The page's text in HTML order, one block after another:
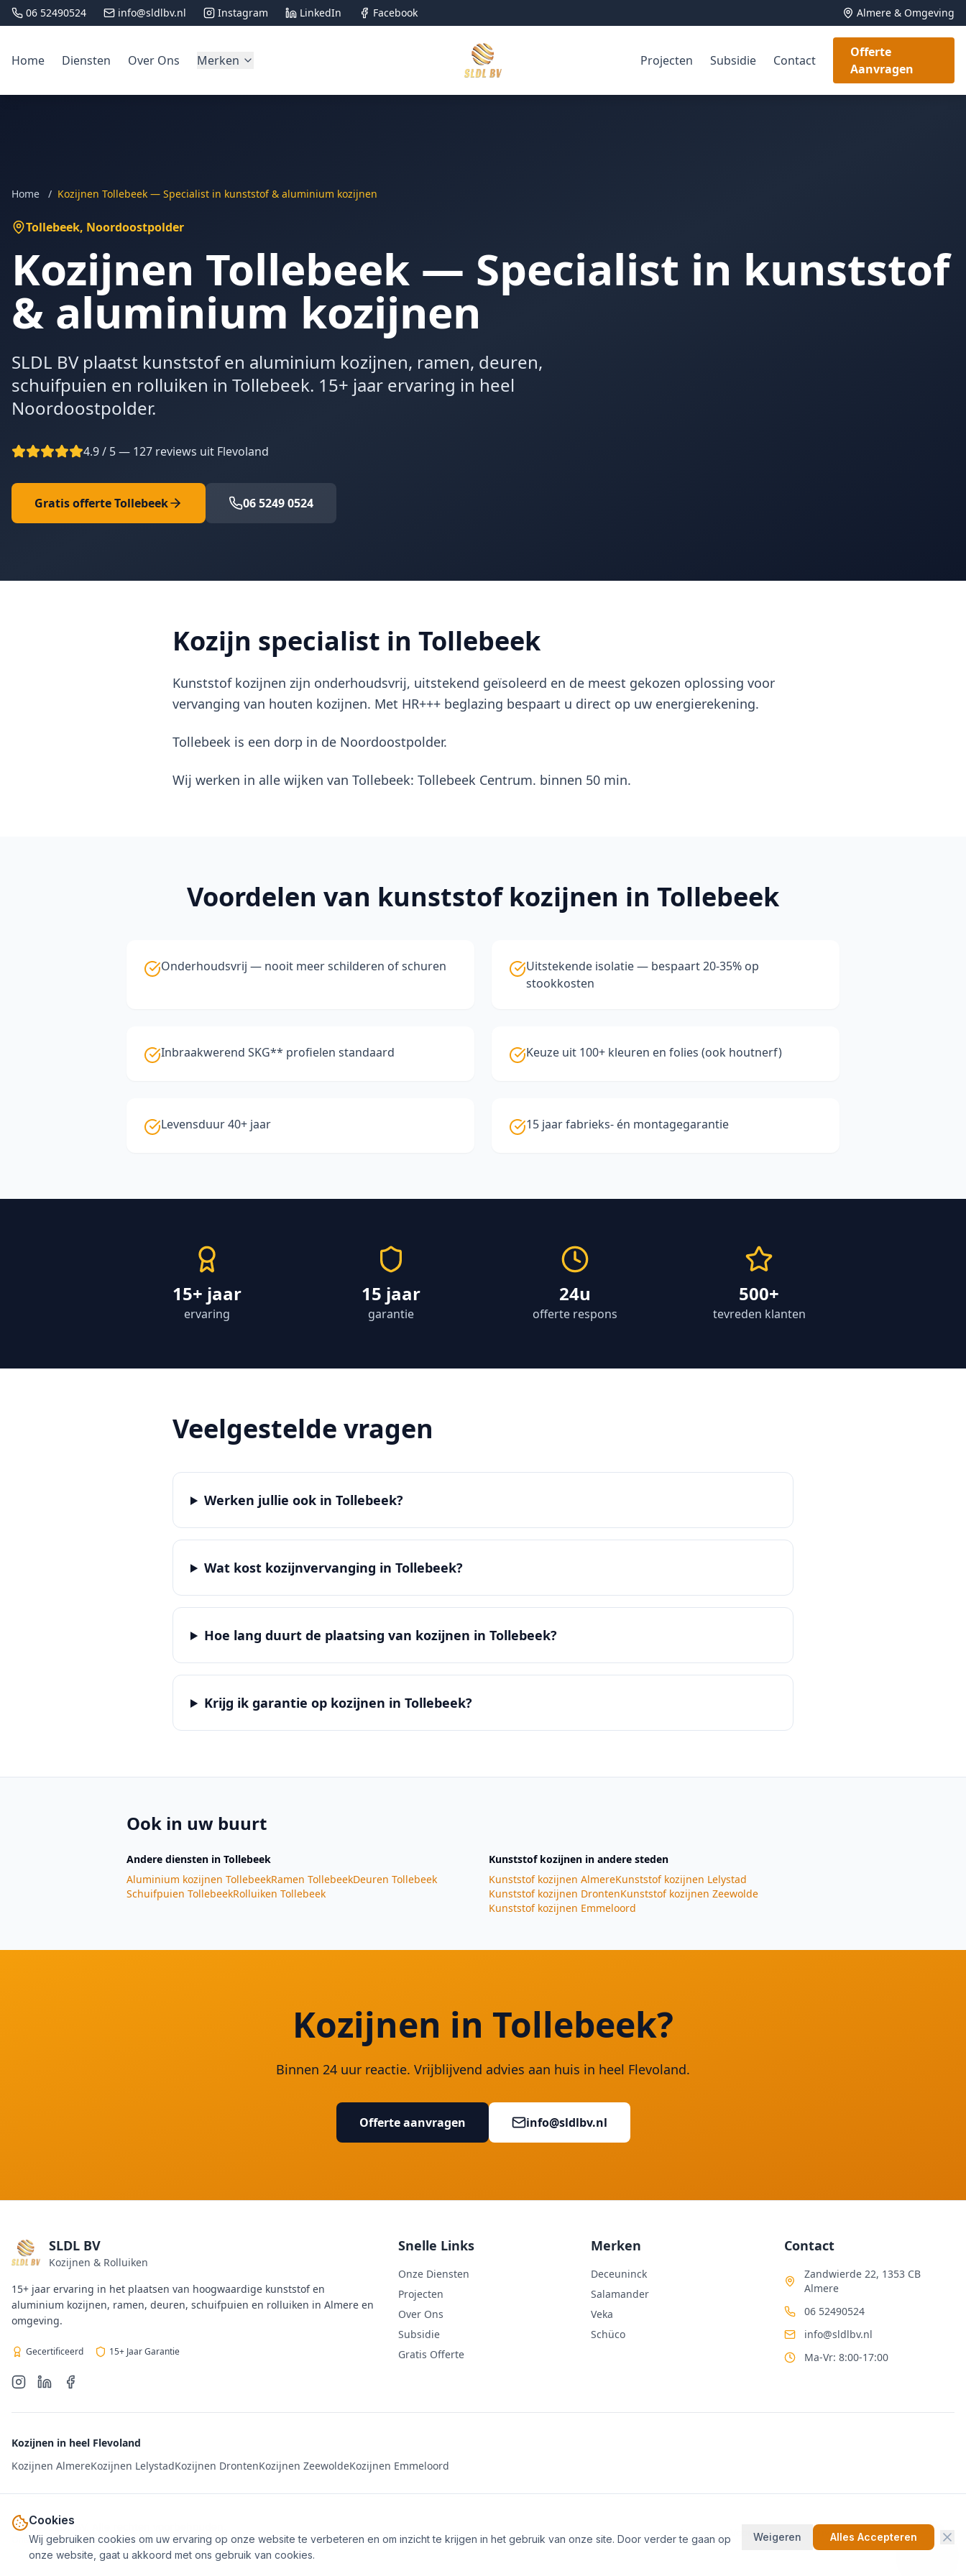
06 52490524 info@sldlbv.nl Instagram LinkedIn Facebook Almere & Omgeving
Home Diensten Over Ons Merken Projecten Subsidie Contact
Offerte
Aanvragen
Home / Kozijnen Tollebeek — Specialist in kunststof & aluminium kozijnen
Tollebeek, Noordoostpolder
Kozijnen Tollebeek — Specialist in kunststof
& aluminium kozijnen
SLDL BV plaatst kunststof en aluminium kozijnen, ramen, deuren,
schuifpuien en rolluiken in Tollebeek. 15+ jaar ervaring in heel
Noordoostpolder.
4.9 / 5 — 127 reviews uit Flevoland
Gratis offerteTollebeek 06 5249 0524
Kozijn specialist in Tollebeek
Kunststof kozijnen zijn onderhoudsvrij, uitstekend geïsoleerd en de meest gekozen oplossing voor
vervanging van houten kozijnen. Met HR+++ beglazing bespaart u direct op uw energierekening.
Tollebeek is een dorp in de Noordoostpolder.
Wij werken in alle wijken van Tollebeek: Tollebeek Centrum. binnen 50 min.
Voordelen van kunststof kozijnen in Tollebeek
Onderhoudsvrij — nooit meer schilderen of schuren
Uitstekende isolatie — bespaart 20-35% op
stookkosten
Inbraakwerend SKG** profielen standaard Keuze uit 100+ kleuren en folies (ook houtnerf)
Levensduur 40+ jaar 15 jaar fabrieks- én montagegarantie
15+ jaar
ervaring
15 jaar
garantie
24u
offerte respons
500+
tevreden klanten
Veelgestelde vragen
Werken jullie ook in Tollebeek?
Wat kost kozijnvervanging in Tollebeek?
Hoe lang duurt de plaatsing van kozijnen in Tollebeek?
Krijg ik garantie op kozijnen in Tollebeek?
Ook in uw buurt
Andere diensten in Tollebeek
Aluminium kozijnen TollebeekRamen TollebeekDeuren Tollebeek
Schuifpuien TollebeekRolluiken Tollebeek
Kunststof kozijnen in andere steden
Kunststof kozijnen AlmereKunststof kozijnen Lelystad
Kunststof kozijnen DrontenKunststof kozijnen Zeewolde
Kunststof kozijnen Emmeloord
Kozijnen in Tollebeek?
Binnen 24 uur reactie. Vrijblijvend advies aan huis in heel Flevoland.
Offerte aanvragen info@sldlbv.nl
SLDL BV
Kozijnen & Rolluiken
15+ jaar ervaring in het plaatsen van hoogwaardige kunststof en
aluminium kozijnen, ramen, deuren, schuifpuien en rolluiken in Almere en
omgeving.
Gecertificeerd 15+ Jaar Garantie
Snelle Links
Onze Diensten
Projecten
Over Ons
Subsidie
Gratis Offerte
Merken
Deceuninck
Salamander
Veka
Schüco
Contact
Zandwierde 22, 1353 CB
Almere
06 52490524
info@sldlbv.nl
Ma-Vr: 8:00-17:00
Kozijnen in heel Flevoland
Kozijnen AlmereKozijnen LelystadKozijnen DrontenKozijnen ZeewoldeKozijnen Emmeloord
© 2024 SLDL BV. Alle rechten voorbehouden.
Ontworpen door JBEcommerce
Algemene Voorwaarden Privacybeleid Cookiebeleid
Cookies
Wij gebruiken cookies om uw ervaring op onze website te verbeteren en om inzicht te krijgen in het gebruik van onze site. Door verder te gaan op
onze website, gaat u akkoord met ons gebruik van cookies.
Weigeren Alles Accepteren